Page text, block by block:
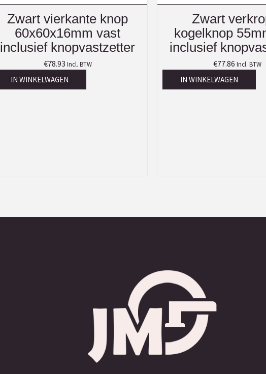
Zwart vierkante knop
60x60x16mm vast
inclusief knopvastzetter
€78.93 Incl. BTW
IN WINKELWAGEN
Zwart
kogelknop
inclusief
€77.86 Incl. BTW
IN WINKELWAGEN